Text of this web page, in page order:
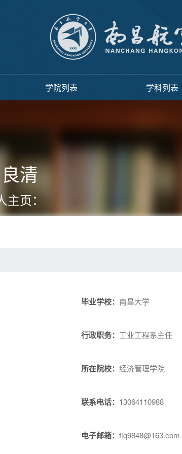
学院列表 学科列表
清
主页：
毕业学校： 南昌大学
行政职务： 工业工程系主任
所在院校： 经济管理学院
联系电话： 13064110988
电子邮箱： flq9848@163.com